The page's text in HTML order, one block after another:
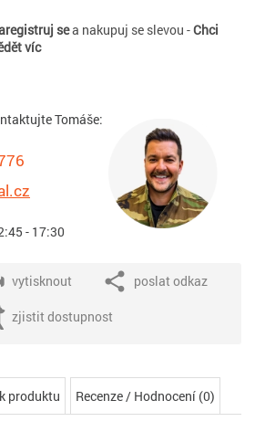
sea nakupuj se slevou -Chci
víc
Tomáše:
- 17:30
vytisknout poslat odkaz
zjistit dostupnost
produktu Recenze / Hodnocení (0)